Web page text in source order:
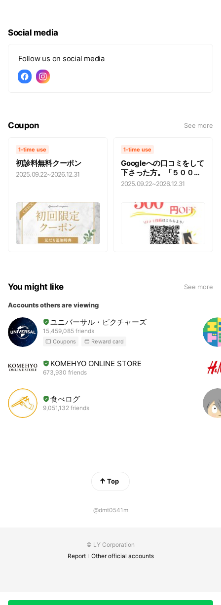
Social media
Follow us on social media
Coupon See more
1-time use
初診料無料クーポン
2025.09.22~2026.12.31
1-time use
Googleへの口コミをして
下さった方。「５００割
引き」もしくは「セルフ
2025.09.22~2026.12.31
You might like See more
Accounts others are viewing
ユニバーサル・ピクチャーズ
15,459,085 friends
Coupons Reward card
KOMEHYO ONLINE STORE
673,930 friends
食べログ
9,051,132 friends
Top
@dmt0541m
© LY Corporation
Report
Other official accounts